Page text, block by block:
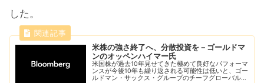
した。
米株の強さ終了へ、分散投資を－ゴールドマ
ンのオッペンハイマー氏
米国株が過去10年見せてきた極めて良好なパフォーマ
ンスが今後10年も繰り返される可能性は低いと、ゴー
ルドマン・サックス・グループのチーフグローバル株